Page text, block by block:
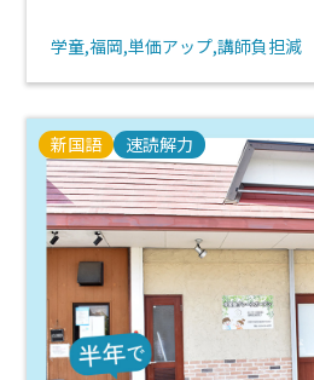
学童 福岡 単価アップ 講師負担減
新国語 速読解力